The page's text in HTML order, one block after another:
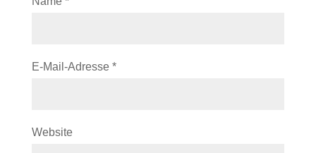
E-Mail-Adresse *
Website